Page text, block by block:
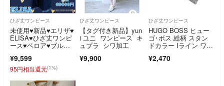
ひざ丈ワンピース
未使用♥新品♥エリザ♥
ELISA♥ひざ丈ワンピ
ース♥ベロア♥ブルー♥
¥9,599
95円相当還元(1%)
ひざ丈ワンピース
【タグ付き新品】yun
i ユニ ワンピース キ
ュプラ シワ加工
¥9,900
ひざ丈ワンピース
HUGO BOSS ヒュー
ゴ･ボス 総柄 スタン
ドカラー Iライン ワン
ー ■◆ レディース
¥2,470